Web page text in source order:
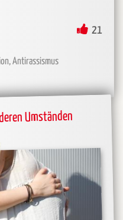
21
Antirassismus
Umständen